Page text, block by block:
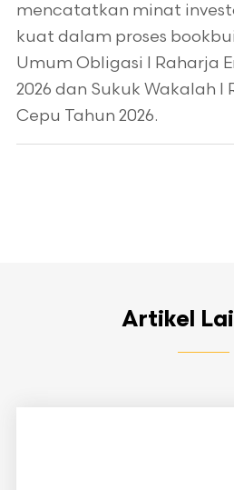
mencatatkan minat
kuat dalam proses
Umum Obligasi I Raharja
2026 dan Sukuk Wakalah I
Cepu Tahun 2026.
Artikel